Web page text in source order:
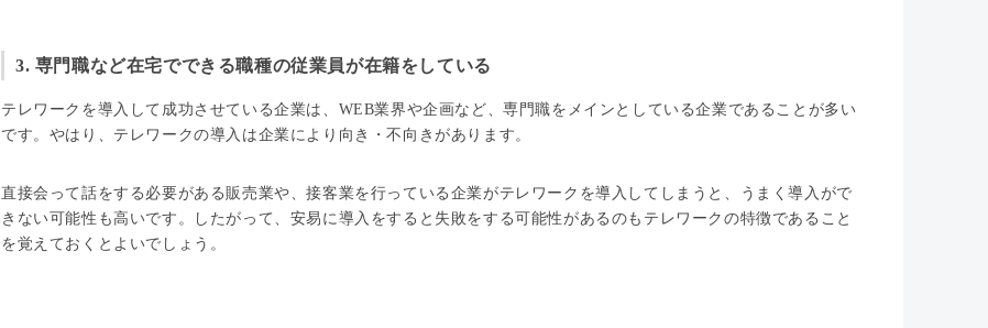
3. 専門職など在宅でできる職種の従業員が在籍をしている
テレワークを導入して成功させている企業は、WEB業界や企画など、専門職をメインとしている企業であることが多い
です。やはり、テレワークの導入は企業により向き・不向きがあります。
直接会って話をする必要がある販売業や、接客業を行っている企業がテレワークを導入してしまうと、うまく導入がで
きない可能性も高いです。したがって、安易に導入をすると失敗をする可能性があるのもテレワークの特徴であること
を覚えておくとよいでしょう。